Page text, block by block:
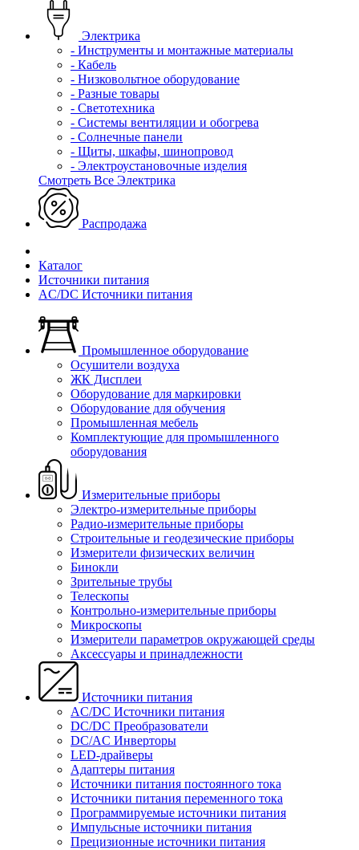
Электрика
- Инструменты и монтажные материалы
- Кабель
- Низковольтное оборудование
- Разные товары
- Светотехника
- Системы вентиляции и обогрева
- Солнечные панели
- Щиты, шкафы, шинопровод
- Электроустановочные изделия
Смотреть Все Электрика
Распродажа
Каталог
Источники питания
AC/DC Источники питания
Промышленное оборудование
Осушители воздуха
ЖК Дисплеи
Оборудование для маркировки
Оборудование для обучения
Промышленная мебель
Комплектующие для промышленного
оборудования
Измерительные приборы
Электро-измерительные приборы
Радио-измерительные приборы
Строительные и геодезические приборы
Измерители физических величин
Бинокли
Зрительные трубы
Телескопы
Контрольно-измерительные приборы
Микроскопы
Измерители параметров окружающей среды
Аксессуары и принадлежности
Источники питания
AC/DC Источники питания
DC/DC Преобразователи
DC/AC Инверторы
LED-драйверы
Адаптеры питания
Источники питания постоянного тока
Источники питания переменного тока
Программируемые источники питания
Импульсные источники питания
Прецизионные источники питания